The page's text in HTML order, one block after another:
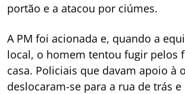
portão e a atacou por ciúmes.
A PM foi acionada e, quando a
local, o homem tentou fugir pelos
casa. Policiais que davam apoio à
deslocaram-se para a rua de trás